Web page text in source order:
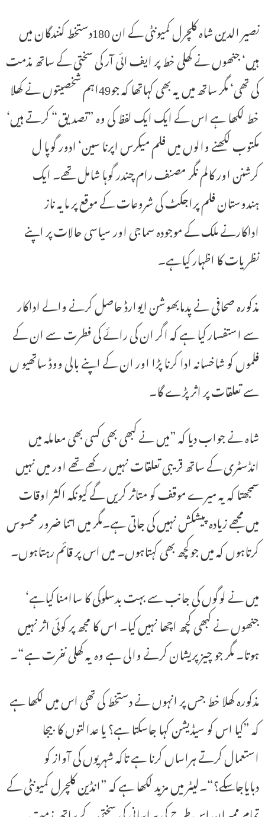
نصیر الدین شاہ کلچرل کمیونٹی کے ان 180دستخط کنندگان میں
ہیں‘ جنھوں نے کھلی خط پر ایف ائی آر کی سختی کے ساتھ مذمت
کی تھی‘ مگر ساتھ میں یہ بھی کہاتھا کہ جو49اہم شخصیتوں نے کھلا
خط لکھا ہے اس کے ایک ایک لفظ کی وہ ”تصدیق“ کرتے ہیں‘
مکتوب لکھنے والوں میں فلم میکرس اپرنا سین‘ ادور گوپا ل
کرشنن اور کالم نگر مصنف رام چندر گوہا شامل تھے۔ ایک
ہندوستان فلم پراجکٹ کی شروعات کے موقع پر مایہ ناز
اداکارنے ملک کے موجودہ سماجی اور سیاسی حالات پر اپنے
نظریات کا اظہار کیاہے۔
مذکورہ صحافی نے پدمابھوشن ایوارڈ حاصل کرنے والے اداکار
سے استفسار کیا ہے کہ اگر ان کی رائے کی فطرت سے ان کے
فلموں کو شاخسانہ ادا کرنا پڑا اور ان کے اپنے بالی ووڈ ساتھیو ں
سے تعلقات پر اثر پڑے گا۔
شاہ نے جواب دیا کہ ”میں نے کبھی بھی کسی بھی معاملہ میں
انڈسٹری کے ساتھ قریبی تعلقات نہیں رکھے تھے اور میں نہیں
سمجھتا کہ یہ میرے موقف کو متاثر کریں گے کیونکہ اکثر اوقات
میں مجھے زیادہ پیشکش نہیں کی جاتی ہے۔مگر میں اتنا ضرور محسوس
کرتاہوں کہ میں جوکچھ بھی کہتاہوں۔ میں اس پر قائم رہتاہوں۔
میں نے لوگوں کی جانب سے بہت بدسلوکی کا ساامنا کیاہے‘
جنھوں نے کبھی کچھ اچھا نہیں کیا۔ اس کا مجھ پر کوئی اثر نہیں
ہوتا۔ مگر جو چیز پریشان کرنے والی ہے وہ یہ کھلی نفرت ہے“۔
مذکورہ کھلا خط جس پر انہوں نے دستخط کی تھی اس میں لکھا ہے
کہ ”کیا اس کو سیڈیشن کہا جاسکتا ہے؟ یا عدالتوں کا بیجا
استعمال کرتے ہراساں کرنا ہے تاکہ شہریوں کی آواز کو
دبایاجاسکے؟“۔لیٹر میں مزید لکھا ہے کہ ”انڈین کلچرل کمیونٹی کے